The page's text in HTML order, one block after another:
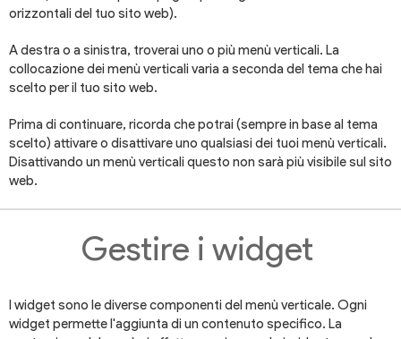
orizzontali del tuo sito web).
A destra o a sinistra, troverai uno o più menù verticali. La
collocazione dei menù verticali varia a seconda del tema che hai
scelto per il tuo sito web.
Prima di continuare, ricorda che potrai (sempre in base al tema
scelto) attivare o disattivare uno qualsiasi dei tuoi menù verticali.
Disattivando un menù verticali questo non sarà più visibile sul sito
web.
Gestire i widget
I widget sono le diverse componenti del menù verticale. Ogni
widget permette l'aggiunta di un contenuto specifico. La